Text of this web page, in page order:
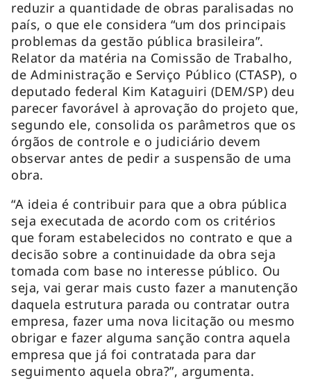
reduzir a quantidade de obras paralisadas no
país, o que ele considera “um dos principais
problemas da gestão pública brasileira”.
Relator da matéria na Comissão de Trabalho,
de Administração e Serviço Público (CTASP), o
deputado federal Kim Kataguiri (DEM/SP) deu
parecer favorável à aprovação do projeto que,
segundo ele, consolida os parâmetros que os
órgãos de controle e o judiciário devem
observar antes de pedir a suspensão de uma
obra.
“A ideia é contribuir para que a obra pública
seja executada de acordo com os critérios
que foram estabelecidos no contrato e que a
decisão sobre a continuidade da obra seja
tomada com base no interesse público. Ou
seja, vai gerar mais custo fazer a manutenção
daquela estrutura parada ou contratar outra
empresa, fazer uma nova licitação ou mesmo
obrigar e fazer alguma sanção contra aquela
empresa que já foi contratada para dar
seguimento aquela obra?”, argumenta.